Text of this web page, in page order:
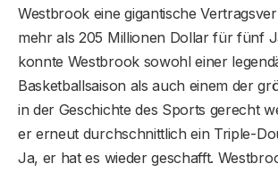
Westbrook eine gigantische
mehr als 205 Millionen Dollar für fünf
konnte Westbrook sowohl einer
Basketballsaison als auch einem der
in der Geschichte des Sports gerecht
er erneut durchschnittlich ein Triple-
Ja, er hat es wieder geschafft.